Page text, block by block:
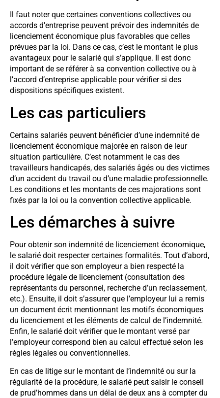
Il faut noter que certaines conventions collectives ou
accords d’entreprise peuvent prévoir des indemnités de
licenciement économique plus favorables que celles
prévues par la loi. Dans ce cas, c’est le montant le plus
avantageux pour le salarié qui s’applique. Il est donc
important de se référer à sa convention collective ou à
l’accord d’entreprise applicable pour vérifier si des
dispositions spécifiques existent.
Les cas particuliers
Certains salariés peuvent bénéficier d’une indemnité de
licenciement économique majorée en raison de leur
situation particulière. C’est notamment le cas des
travailleurs handicapés, des salariés âgés ou des victimes
d’un accident du travail ou d’une maladie professionnelle.
Les conditions et les montants de ces majorations sont
fixés par la loi ou la convention collective applicable.
Les démarches à suivre
Pour obtenir son indemnité de licenciement économique,
le salarié doit respecter certaines formalités. Tout d’abord,
il doit vérifier que son employeur a bien respecté la
procédure légale de licenciement (consultation des
représentants du personnel, recherche d’un reclassement,
etc.). Ensuite, il doit s’assurer que l’employeur lui a remis
un document écrit mentionnant les motifs économiques
du licenciement et les éléments de calcul de l’indemnité.
Enfin, le salarié doit vérifier que le montant versé par
l’employeur correspond bien au calcul effectué selon les
règles légales ou conventionnelles.
En cas de litige sur le montant de l’indemnité ou sur la
régularité de la procédure, le salarié peut saisir le conseil
de prud’hommes dans un délai de deux ans à compter du